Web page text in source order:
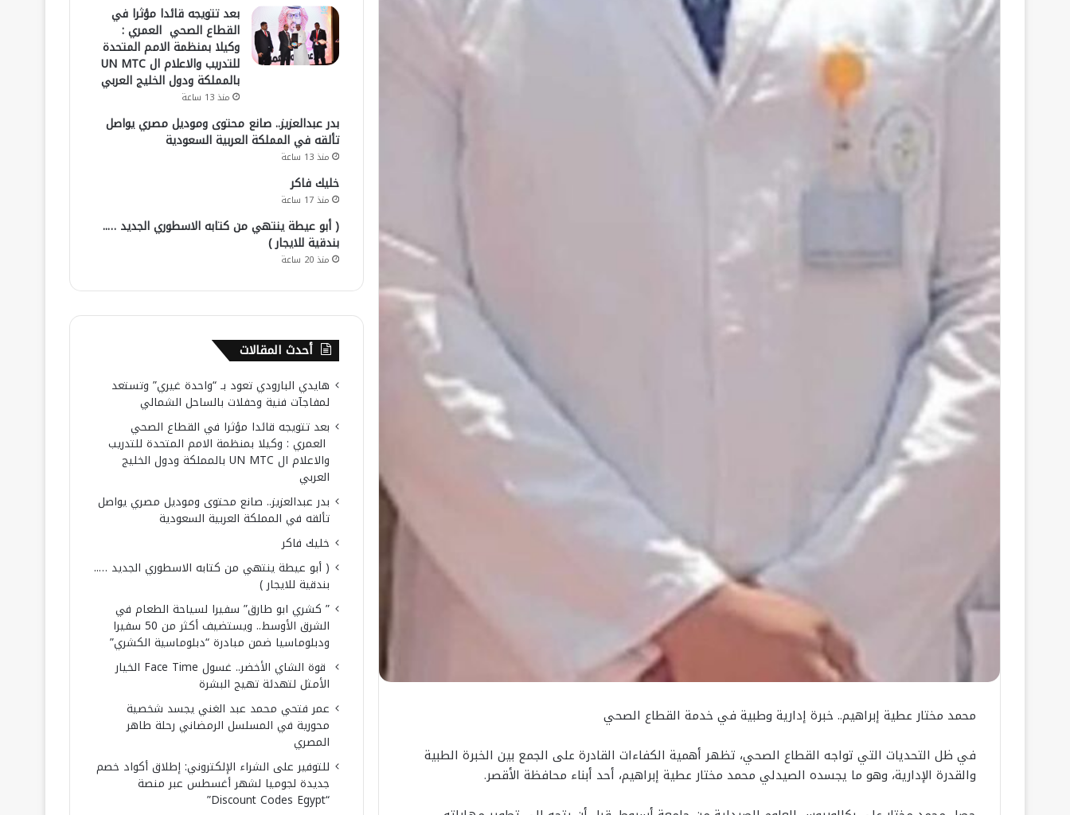
محمد مختار عطية إبراهيم.. خبرة إدارية وطبية في خدمة القطاع الصحي
في ظل التحديات التي تواجه القطاع الصحي، تظهر أهمية الكفاءات القادرة على الجمع بين الخبرة الطبية
والقدرة الإدارية، وهو ما يجسده الصيدلي محمد مختار عطية إبراهيم، أحد أبناء محافظة الأقصر.
بعد تتويجه قائدا مؤثرا في
القطاع الصحي العمري :
وكيلا بمنظمة الامم المتحدة
للتدريب والاعلام ال UN MTC
بالمملكة ودول الخليج العربي
منذ 13 ساعة
بدر عبدالعزيز.. صانع محتوى وموديل مصري يواصل
تألقه في المملكة العربية السعودية
منذ 13 ساعة
خليك فاكر
منذ 17 ساعة
( أبو عيطة ينتهي من كتابه الاسطوري الجديد …..
بندقية للايجار )
منذ 20 ساعة
أحدث المقالات
هايدي البارودي تعود بـ “واحدة غيري” وتستعد
لمفاجآت فنية وحفلات بالساحل الشمالي
بعد تتويجه قائدا مؤثرا في القطاع الصحي
العمري : وكيلا بمنظمة الامم المتحدة للتدريب
والاعلام ال UN MTC بالمملكة ودول الخليج
العربي
بدر عبدالعزيز.. صانع محتوى وموديل مصري يواصل
تألقه في المملكة العربية السعودية
خليك فاكر
( أبو عيطة ينتهي من كتابه الاسطوري الجديد …..
بندقية للايجار )
” كشري ابو طارق” سفيرا لسياحة الطعام في
الشرق الأوسط.. ويستضيف أكثر من 50 سفيرا
ودبلوماسيا ضمن مبادرة “دبلوماسية الكشري”
قوة الشاي الأخضر.. غسول Face Time الخيار
الأمثل لتهدئة تهيج البشرة
عمر فتحي محمد عبد الغني يجسد شخصية
محورية في المسلسل الرمضاني رحلة طاهر
المصري
للتوفير على الشراء الإلكتروني: إطلاق أكواد خصم
جديدة لجوميا لشهر أغسطس عبر منصة
“Discount Codes Egypt”